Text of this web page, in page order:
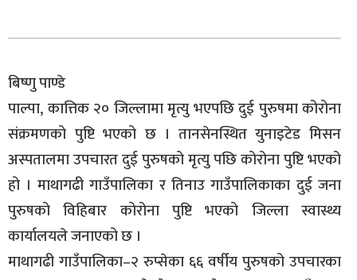
बिष्णु पाण्डे
पाल्पा, कात्तिक २० जिल्लामा मृत्यु भएपछि दुई पुरुषमा कोरोना
संक्रमणको पुष्टि भएको छ । तानसेनस्थित युनाइटेड मिसन
अस्पतालमा उपचारत दुई पुरुषको मृत्यु पछि कोरोना पुष्टि भएको
हो । माथागढी गाउँपालिका र तिनाउ गाउँपालिकाका दुई जना
पुरुषको विहिबार कोरोना पुष्टि भएको जिल्ला स्वास्थ्य
कार्यालयले जनाएको छ ।
माथागढी गाउँपालिका–२ रुप्सेका ६६ वर्षीय पुरुषको उपचारका